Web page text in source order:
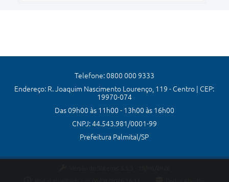
Telefone: 0800 000 9333
Endereço: R. Joaquim Nascimento Lourenço, 119 - Centro | CEP:
19970-074
Das 09h00 às 11h00 - 13h00 às 16h00
CNPJ: 44.543.981/0001-99
Prefeitura Palmital/SP